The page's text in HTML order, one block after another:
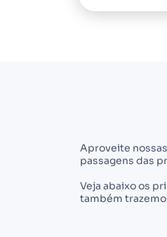
Aproveite
passagens das
Veja abaixo os
também